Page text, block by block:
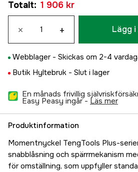
Totalt: 1 906 kr
× + Lägg
Webblager - Skickas om 2-4
Butik Hyltebruk - Slut i lager
En månads frivillig
Easy Peasy ingår - läs mer
Produktinformation
Momentnyckel TengTools Plus-
snabblåsning och spärrmekanism
för omställning, som uppfyller